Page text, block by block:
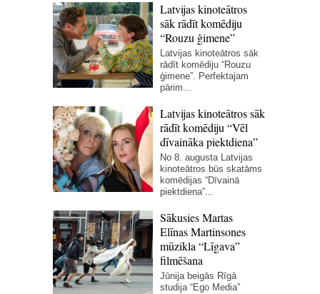
Latvijas kinoteātros
sāk rādīt komēdiju
“Rouzu ģimene”
Latvijas kinoteātros sāk
rādīt komēdiju “Rouzu
ģimene”. Perfektajam
pārim...
Latvijas kinoteātros sāk
rādīt komēdiju “Vēl
dīvaināka piektdiena”
No 8. augusta Latvijas
kinoteātros būs skatāms
komēdijas “Dīvainā
piektdiena”...
Sākusies Martas
Elīnas Martinsones
mūzikla “Līgava”
filmēšana
Jūnija beigās Rīgā
studija “Ego Media”